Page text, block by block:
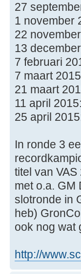
27
1 november
22
13
7 februari
7 maart
21 maart
11 april
25 april
In ronde 3
titel van
met o.a. GM
slotronde in
heb)
ook nog wat
http://